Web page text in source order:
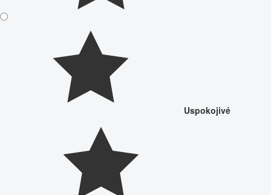
Uspokojivé